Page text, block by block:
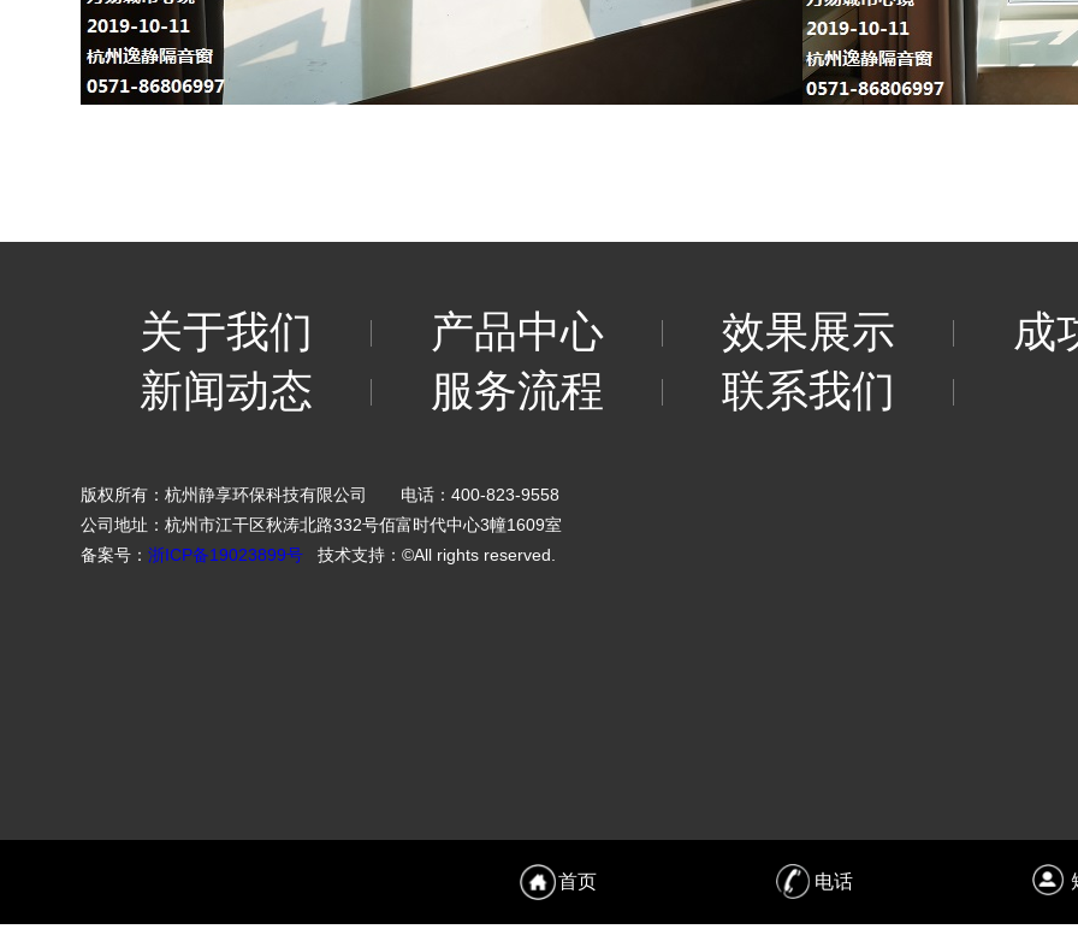
关于我们 产品中心 效果展示
成
新闻动态
服务流程 联系我们
版权所有：杭州静享环保科技有限公司 电话：400-823-9558
公司地址：杭州市江干区秋涛北路332号佰富时代中心3幢1609室
备案号：浙ICP备19023899号 技术支持：©All rights reserved.
首页 电话